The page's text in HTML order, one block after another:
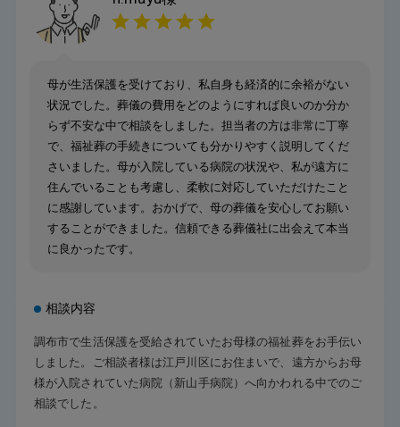
母が生活保護を受けており、私自身も経済的に余裕がない
状況でした。葬儀の費用をどのようにすれば良いのか分か
らず不安な中で相談をしました。担当者の方は非常に丁寧
で、福祉葬の手続きについても分かりやすく説明してくだ
さいました。母が入院している病院の状況や、私が遠方に
住んでいることも考慮し、柔軟に対応していただけたこと
に感謝しています。おかげで、母の葬儀を安心してお願い
することができました。信頼できる葬儀社に出会えて本当
に良かったです。
相談内容
調布市で生活保護を受給されていたお母様の福祉葬をお手伝い
しました。ご相談者様は江戸川区にお住まいで、遠方からお母
様が入院されていた病院（新山手病院）へ向かわれる中でのご
相談でした。